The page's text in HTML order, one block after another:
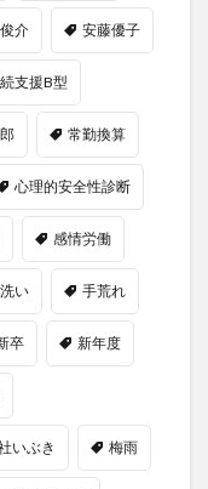
介 安藤優子
支援B型
常勤換算
心理的安全性診断
感情労働
い 手荒れ
卒 新年度
いぶき 梅雨